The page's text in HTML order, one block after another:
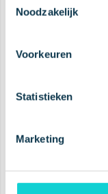
Noodzakelijk
Voorkeuren
Statistieken
Marketing